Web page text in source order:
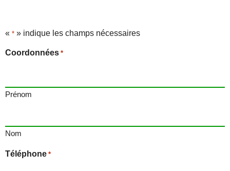
« * » indique les champs nécessaires
Coordonnées *
Prénom
Nom
Téléphone *